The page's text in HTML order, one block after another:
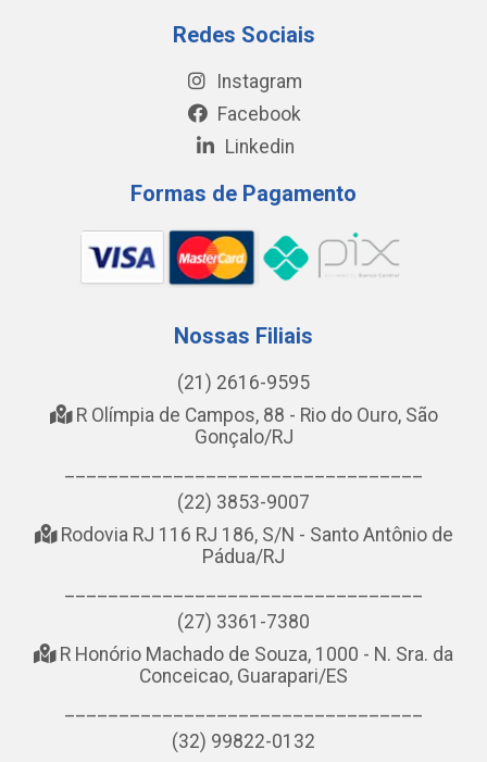
Redes Sociais
Instagram
Facebook
Linkedin
Formas de Pagamento
Nossas Filiais
(21) 2616-9595
R Olímpia de Campos, 88 - Rio do Ouro, São
Gonçalo/RJ
(22) 3853-9007
Rodovia RJ 116 RJ 186, S/N - Santo Antônio de
Pádua/RJ
(27) 3361-7380
R Honório Machado de Souza, 1000 - N. Sra. da
Conceicao, Guarapari/ES
(32) 99822-0132